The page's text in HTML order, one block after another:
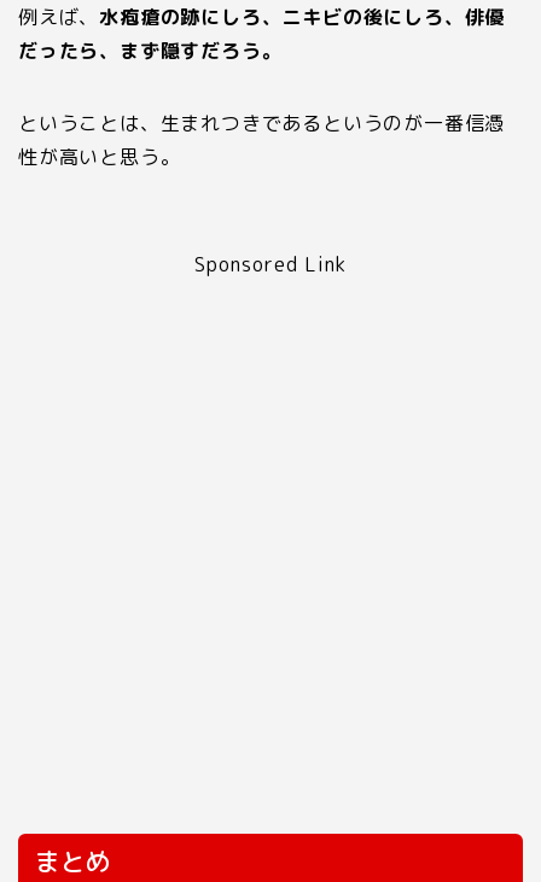
例えば、水疱瘡の跡にしろ、ニキビの後にしろ、俳優
だったら、まず隠すだろう。
ということは、生まれつきであるというのが一番信憑
性が高いと思う。
Sponsored Link
まとめ